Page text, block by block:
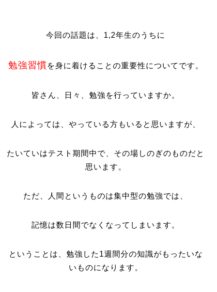
今回の話題は、1,2年生のうちに
勉強習慣を身に着けることの重要性についてです。
皆さん、日々、勉強を行っていますか。
人によっては、やっている方もいると思いますが、
たいていはテスト期間中で、その場しのぎのものだと
思います。
ただ、人間というものは集中型の勉強では、
記憶は数日間でなくなってしまいます。
ということは、勉強した1週間分の知識がもったいな
いものになります。